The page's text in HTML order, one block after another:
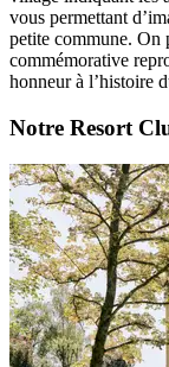
vous permettant
petite commune. On
commémorative
honneur à l’histoire
Notre Resort